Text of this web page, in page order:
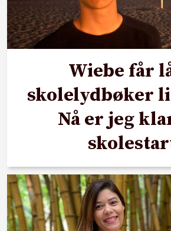
Wiebe får
skolelydbøker
Nå er jeg